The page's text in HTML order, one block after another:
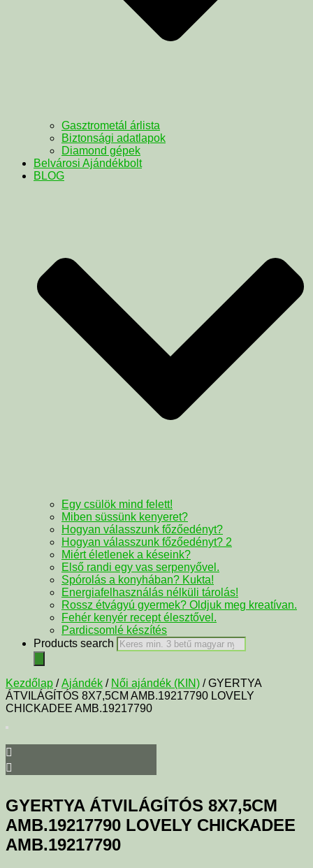
Gasztrometál árlista
Biztonsági adatlapok
Diamond gépek
Belvárosi Ajándékbolt
BLOG
Egy csülök mind felett!
Miben süssünk kenyeret?
Hogyan válasszunk főzőedényt?
Hogyan válasszunk főzőedényt? 2
Miért életlenek a késeink?
Első randi egy vas serpenyővel.
Spórolás a konyhában? Kukta!
Energiafelhasználás nélküli tárolás!
Rossz étvágyú gyermek? Oldjuk meg kreatívan.
Fehér kenyér recept élesztővel.
Pardicsomlé készítés
Products search
Kezdőlap /Ajándék / Női ajándék (KIN) / GYERTYA
ÁTVILÁGÍTÓS 8X7,5CM AMB.19217790 LOVELY
CHICKADEE AMB.19217790
GYERTYA ÁTVILÁGÍTÓS 8X7,5CM
AMB.19217790 LOVELY CHICKADEE
AMB.19217790